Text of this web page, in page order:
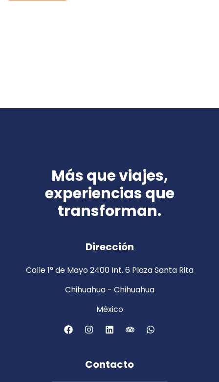
Más que viajes,
experiencias que
transforman.
Dirección
Calle 1° de Mayo 2400 Int. 6 Plaza Santa Rita
Chihuahua - Chihuahua
México
Contacto